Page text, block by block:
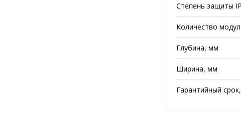
Степень защиты IP
Количество
Глубина, мм
Ширина, мм
Гарантийный